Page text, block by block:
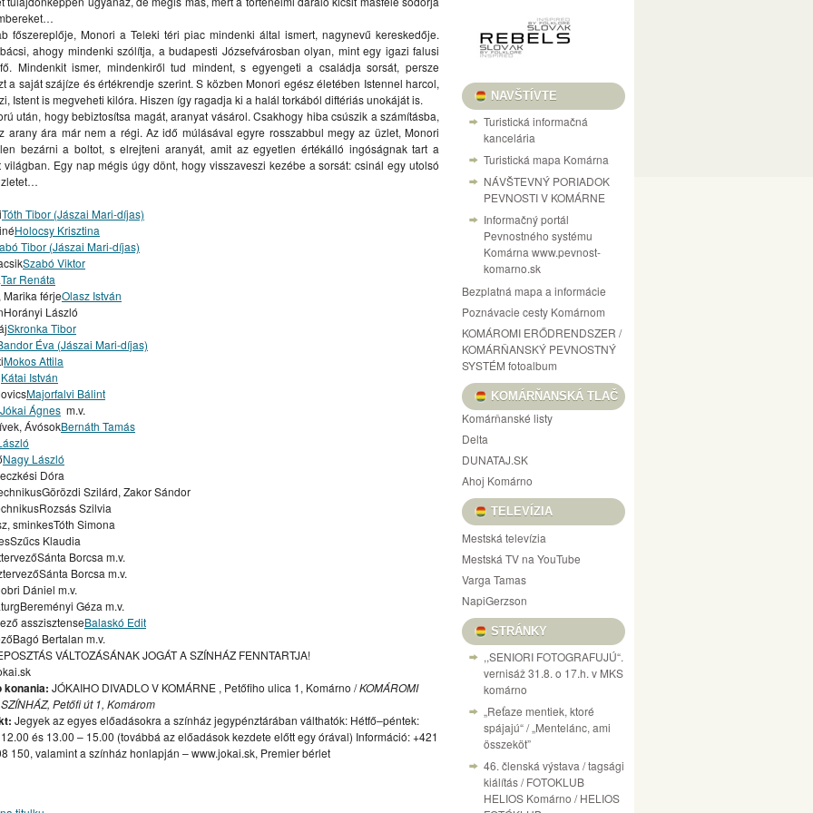
KOMÁROMI / KOMÁRŇANSKÝ JAZZPIKNIK
/ MOSOLYGÓ MÁKVIRÁGOK, ILLATOS TULIPÁNOK
AMI ÖSSZEKÖT”
/ FESTIVAL BOROSTYÁN XII. FONOGRÁF FESZTIVÁL
I. FELVIDÉKI NÉPZENÉSZTALÁLKOZÓ
PROGRAM
ÉS RÓZSÁK“
ERŐDTÚRÁK
HASHTAGKN
ORGONAESTÉK
V KOMÁRNE ADVENT V KOMÁRNE
PO DUNAJI A VÁHU
ÓVODÁK, ALAP ÉS KOZÉPISKOLÁK HÍREI ÉS EREDMÉNYEI
STREET WORKOUT PARK KOMÁRNO
– „A KOMÁROMI HAJÓGYÁRTÁS 125 ÉVE”
RC COMORRA MODEL CLUB KOMÁRNO
PROGRAMAJÁNLÓ – TÝŽDENNÝ / HETI
/ DRAMAŤÁK / DIVADLO KOMORA
RENDEZVÉNYEK – ANDVETNÉ PODUJATIA
KOMÁRNA WWW.PEVNOST-KOMARNO.SK
A PREZMECZKY PÉTER
főszereplője, Monori a Teleki téri piac mindenki által ismert, nagynevű kereskedője.
ahogy mindenki szólítja, a budapesti Józsefvárosban olyan, mint egy igazi falusi
Mindenkit ismer, mindenkiről tud mindent, s egyengeti a családja sorsát, persze
a saját szájíze és értékrendje szerint. S közben Monori egész életében Istennel harcol,
Istent is megveheti kilóra. Hiszen így ragadja ki a halál torkából diftériás unokáját is.
után, hogy bebiztosítsa magát, aranyat vásárol. Csakhogy hiba csúszik a számításba,
arany ára már nem a régi. Az idő múlásával egyre rosszabbul megy az üzlet, Monori
bezárni a boltot, s elrejteni aranyát, amit az egyetlen értékálló ingóságnak tart a
világban. Egy nap mégis úgy dönt, hogy visszaveszi kezébe a sorsát: csinál egy utolsó
Tóth Tibor (Jászai Mari-díjas)
Holocsy Krisztina
Tibor (Jászai Mari-díjas)
Szabó Viktor
Tar Renáta
Marika férjeOlasz István
László
Skronka Tibor
Éva (Jászai Mari-díjas)
Mokos Attila
Kátai István
Majorfalvi Bálint
Jókai Ágnes m.v.
ÁvósokBernáth Tamás
Nagy László
Dóra
Szilárd, Zakor Sándor
Szilvia
sminkesTóth Simona
Klaudia
Borcsa m.v.
Borcsa m.v.
Dániel m.v.
Géza m.v.
asszisztenseBalaskó Edit
Bertalan m.v.
VÁLTOZÁSÁNAK JOGÁT A SZÍNHÁZ FENNTARTJA!
konania: JÓKAIHO DIVADLO V KOMÁRNE , Petőfiho ulica 1, Komárno /KOMÁROMI
Petőfi út 1, Komárom
Jegyek az egyes előadásokra a színház jegypénztárában válthatók: Hétfő–péntek:
és 13.00 – 15.00 (továbbá az előadások kezdete előtt egy órával) Információ: +421
150, valamint a színház honlapján – www.jokai.sk, Premier bérlet
NAVŠTÍVTE
Turistická informačná
kancelária
Turistická mapa Komárna
NÁVŠTEVNÝ PORIADOK
PEVNOSTI V KOMÁRNE
Informačný portál
Pevnostného systému
Komárna www.pevnost-
komarno.sk
Bezplatná mapa a informácie
Poznávacie cesty Komárnom
KOMÁROMI ERŐDRENDSZER /
KOMÁRŇANSKÝ PEVNOSTNÝ
SYSTÉM fotoalbum
KOMÁRŇANSKÁ TLAČ
Komárňanské listy
Delta
DUNATAJ.SK
Ahoj Komárno
TELEVÍZIA
Mestská televízia
Mestská TV na YouTube
Varga Tamas
NapiGerzson
STRÁNKY
,,SENIORI FOTOGRAFUJÚ“.
vernisáž 31.8. o 17.h. v MKS
komárno
„Reťaze mentiek, ktoré
spájajú“ / „Mentelánc, ami
összeköt”
46. členská výstava / tagsági
kiálítás / FOTOKLUB
HELIOS Komárno / HELIOS